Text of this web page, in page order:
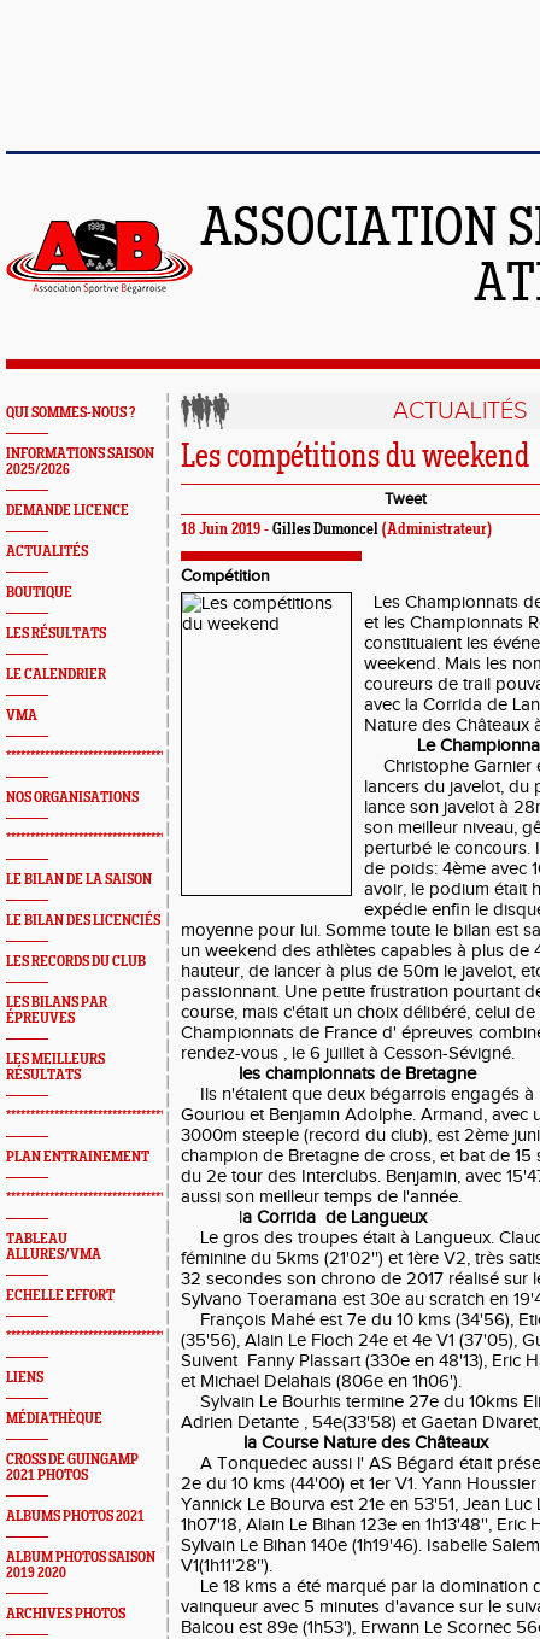
ASSOCIATION
QUI SOMMES-NOUS ?
INFORMATIONS SAISON
2025/2026
DEMANDE LICENCE
ACTUALITÉS
BOUTIQUE
LES RÉSULTATS
LE CALENDRIER
VMA
*************************************************
NOS ORGANISATIONS
*************************************************
LE BILAN DE LA SAISON
LE BILAN DES LICENCIÉS
LES RECORDS DU CLUB
LES BILANS PAR
ÉPREUVES
LES MEILLEURS
RÉSULTATS
*************************************************
PLAN ENTRAINEMENT
*************************************************
TABLEAU
ALLURES/VMA
ECHELLE EFFORT
*************************************************
LIENS
MÉDIATHÈQUE
CROSS DE GUINGAMP
2021 PHOTOS
ALBUMS PHOTOS 2021
ALBUM PHOTOS SAISON
2019 2020
ARCHIVES PHOTOS
ACTUALITÉS
Les compétitions du weekend
Tweet
18 Juin 2019 - Gilles Dumoncel (Administrateur)
Compétition
Les Championnats
et les Championnats
constituaient les
weekend. Mais les
coureurs de trail
avec la Corrida de
Nature des Châteaux
Le
Christophe Garnier
lancers du javelot, du
lance son javelot à
son meilleur niveau,
perturbé le concours.
de poids: 4ème avec
avoir, le podium était
expédie enfin le
moyenne pour lui. Somme toute le bilan est
un weekend des athlètes capables à plus de
hauteur, de lancer à plus de 50m le javelot,
passionnant. Une petite frustration pourtant
course, mais c'était un choix délibéré, celui
Championnats de France d' épreuves
rendez-vous , le 6 juillet à Cesson-Sévigné.
les championnats de Bretagne
Ils n'étaient que deux bégarrois engagés à
Gouriou et Benjamin Adolphe. Armand, avec
3000m steeple (record du club), est 2ème
champion de Bretagne de cross, et bat de
du 2e tour des Interclubs. Benjamin, avec
aussi son meilleur temps de l'année.
la Corrida de Langueux
Le gros des troupes était à Langueux.
féminine du 5kms (21'02'') et 1ère V2, très
32 secondes son chrono de 2017 réalisé sur
Sylvano Toeramana est 30e au scratch en
François Mahé est 7e du 10 kms (34'56),
(35'56), Alain Le Floch 24e et 4e V1 (37'05),
Suivent Fanny Plassart (330e en 48'13), Eric
et Michael Delahais (806e en 1h06').
Sylvain Le Bourhis termine 27e du 10kms
Adrien Detante , 54e(33'58) et Gaetan
la Course Nature des Châteaux
A Tonquedec aussi l' AS Bégard était
2e du 10 kms (44'00) et 1er V1. Yann
Yannick Le Bourva est 21e en 53'51, Jean Luc
1h07'18, Alain Le Bihan 123e en 1h13'48'', Eric
Sylvain Le Bihan 140e (1h19'46). Isabelle
V1(1h11'28'').
Le 18 kms a été marqué par la domination
vainqueur avec 5 minutes d'avance sur le
Balcou est 89e (1h53'), Erwann Le Scornec